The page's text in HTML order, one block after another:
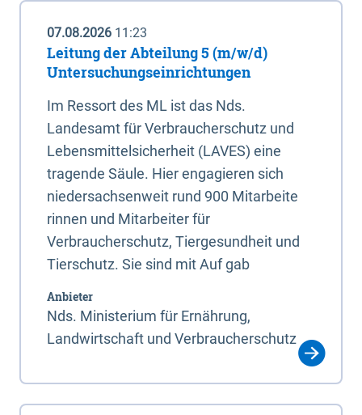
07.08.2026 11:23
Leitung der Abteilung 5 (m/w/d)
Untersuchungseinrichtungen
Im Ressort des ML ist das Nds.
Landesamt für Verbraucherschutz und
Lebensmittelsicherheit (LAVES) eine
tragende Säule. Hier engagieren sich
niedersachsenweit rund 900 Mitarbeite
rinnen und Mitarbeiter für
Verbraucherschutz, Tiergesundheit und
Tierschutz. Sie sind mit Auf gab
Anbieter
Nds. Ministerium für Ernährung,
Landwirtschaft und Verbraucherschutz